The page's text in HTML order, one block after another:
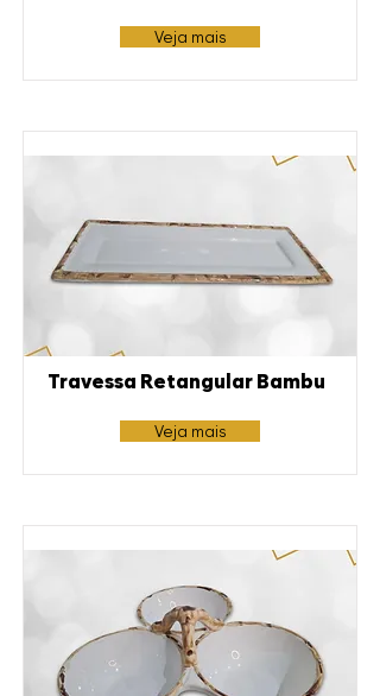
Veja mais
Travessa Retangular Bambu
Veja mais